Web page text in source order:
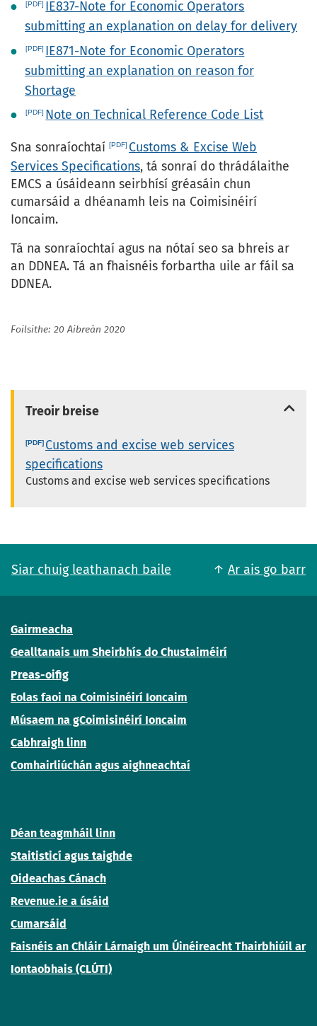
IE837-Note for Economic Operators
submitting an explanation on delay for delivery
IE871-Note for Economic Operators
submitting an explanation on reason for
Shortage
Note on Technical Reference Code List
Sna sonraíochtaí
Customs & Excise Web
Services Specifications, tá sonraí do thrádálaithe
EMCS a úsáideann seirbhísí gréasáin chun
cumarsáid a dhéanamh leis na Coimisinéirí
Ioncaim.
Tá na sonraíochtaí agus na nótaí seo sa bhreis ar
an DDNEA. Tá an fhaisnéis forbartha uile ar fáil sa
DDNEA.
Foilsithe: 20 Aibreán 2020
Treoir breise
Customs and excise web services
specifications
Customs and excise web services specifications
Siar chuig leathanach baile Ar ais go barr
Gairmeacha
Gealltanais um Sheirbhís do Chustaiméirí
Preas-oifig
Eolas faoi na Coimisinéirí Ioncaim
Músaem na gCoimisinéirí Ioncaim
Cabhraigh linn
Comhairliúchán agus aighneachtaí
Déan teagmháil linn
Staitisticí agus taighde
Oideachas Cánach
Revenue.ie a úsáid
Cumarsáid
Faisnéis an Chláir Lárnaigh um Úinéireacht Thairbhiúil ar
Iontaobhais (CLÚTI)